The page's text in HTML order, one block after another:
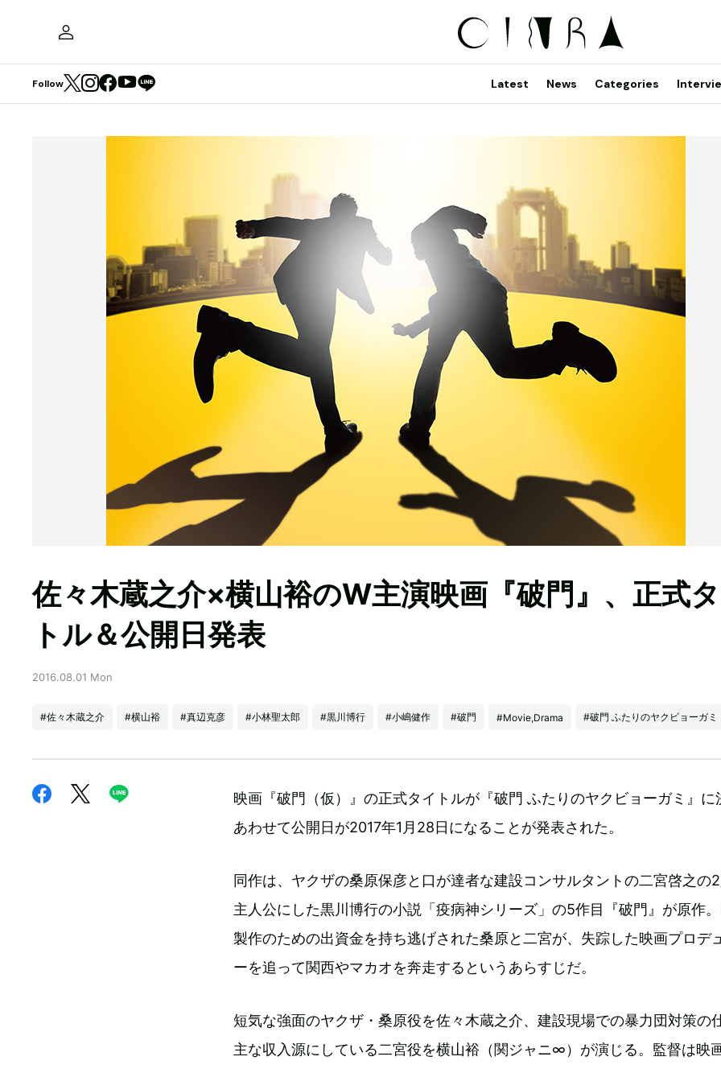
Follow Latest News Categories
佐々木蔵之介×横山裕のW主演映画『破門』、正式
トル＆公開日発表
2016.08.01 Mon
#佐々木蔵之介 #横山裕 #真辺克彦 #小林聖太郎 #黒川博行 #小嶋健作 #破門 #Movie,Drama #破門 ふたりのヤクビョーガミ
映画『破門（仮）』の正式タイトルが『破門 ふたりのヤクビョーガミ』に
あわせて公開日が2017年1月28日になることが発表された。
同作は、ヤクザの桑原保彦と口が達者な建設コンサルタントの二宮啓之の
主人公にした黒川博行の小説「疫病神シリーズ」の5作目『破門』が原作
製作のための出資金を持ち逃げされた桑原と二宮が、失踪した映画プロデ
ーを追って関西やマカオを奔走するというあらすじだ。
短気な強面のヤクザ・桑原役を佐々木蔵之介、建設現場での暴力団対策の
主な収入源にしている二宮役を横山裕（関ジャニ∞）が演じる。監督は映